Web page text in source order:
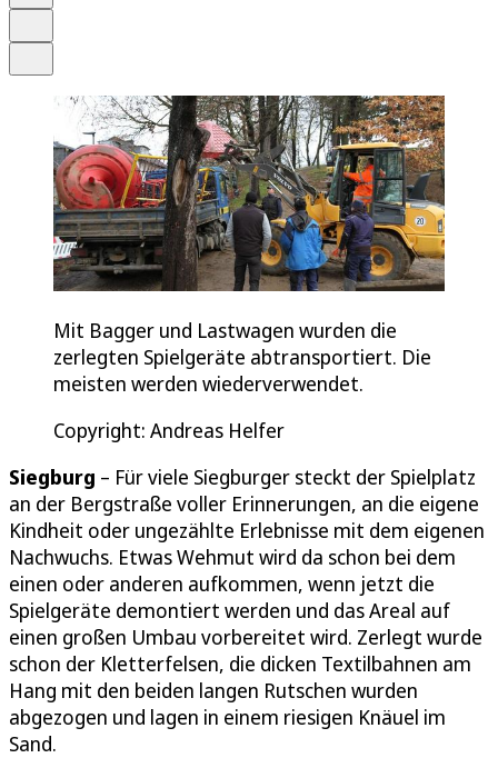
Mit Bagger und Lastwagen wurden die
zerlegten Spielgeräte abtransportiert. Die
meisten werden wiederverwendet.
Copyright: Andreas Helfer
Siegburg – Für viele Siegburger steckt der Spielplatz
an der Bergstraße voller Erinnerungen, an die eigene
Kindheit oder ungezählte Erlebnisse mit dem eigenen
Nachwuchs. Etwas Wehmut wird da schon bei dem
einen oder anderen aufkommen, wenn jetzt die
Spielgeräte demontiert werden und das Areal auf
einen großen Umbau vorbereitet wird. Zerlegt wurde
schon der Kletterfelsen, die dicken Textilbahnen am
Hang mit den beiden langen Rutschen wurden
abgezogen und lagen in einem riesigen Knäuel im
Sand.